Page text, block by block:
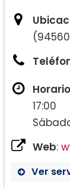
Horario
17:00
Web:
Ver